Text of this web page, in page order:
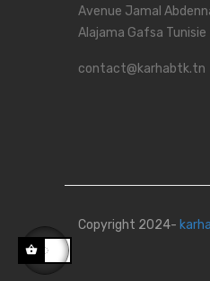
Avenue Jamal
Alajama Gafsa Tunisie
contact@karhabtk.tn
Copyright 2024-